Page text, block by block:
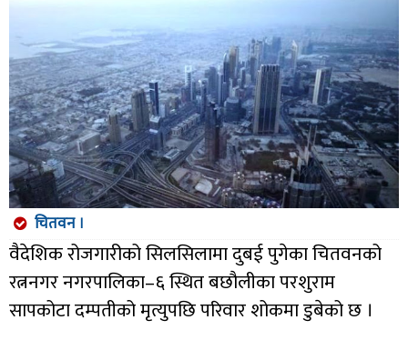
चितवन ।
वैदेशिक रोजगारीको सिलसिलामा दुबई पुगेका चितवनको
रत्ननगर नगरपालिका–६ स्थित बछौलीका परशुराम
सापकोटा दम्पतीको मृत्युपछि परिवार शोकमा डुबेको छ ।